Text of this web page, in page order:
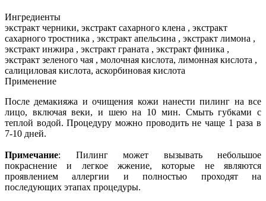
Ингредиенты
экстракт черники, экстракт сахарного клена , экстракт
сахарного тростника , экстракт апельсина , экстракт лимона ,
экстракт инжира , экстракт граната , экстракт финика ,
экстракт зеленого чая , молочная кислота, лимонная кислота ,
салициловая кислота, аскорбиновая кислота
Применение
После демакияжа и очищения кожи нанести пилинг на все
лицо, включая веки, и шею на 10 мин. Смыть губками с
теплой водой. Процедуру можно проводить не чаще 1 раза в
7-10 дней.
Примечание: Пилинг может вызывать небольшое
покраснение и легкое жжение, которые не являются
проявлением аллергии и полностью проходят на
последующих этапах процедуры.